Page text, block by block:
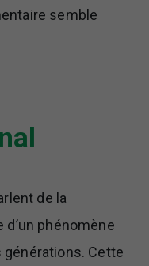
semble
de la
phénomène
Cette